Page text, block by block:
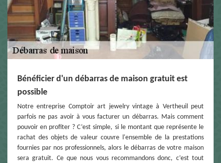
Bénéficier d'un débarras de maison gratuit est
possible
Notre entreprise Comptoir art jewelry vintage à Vertheuil peut
parfois ne pas avoir à vous facturer un débarras. Mais comment
pouvoir en profiter ? C’est simple, si le montant que représente le
rachat des objets de valeur couvre l'ensemble de la prestations
fournies par nos professionnels, alors le débarras de votre maison
sera gratuit. Ce que nous vous recommandons donc, c’est tout